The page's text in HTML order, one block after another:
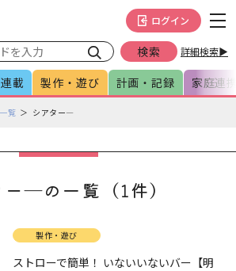
詳細検索▶
ログイン
載 製作・遊び 計画・記録 家庭連
覧 シアター―
ー―の一覧（1件）
製作・遊び
ストローで簡単！ いないいないバー【明